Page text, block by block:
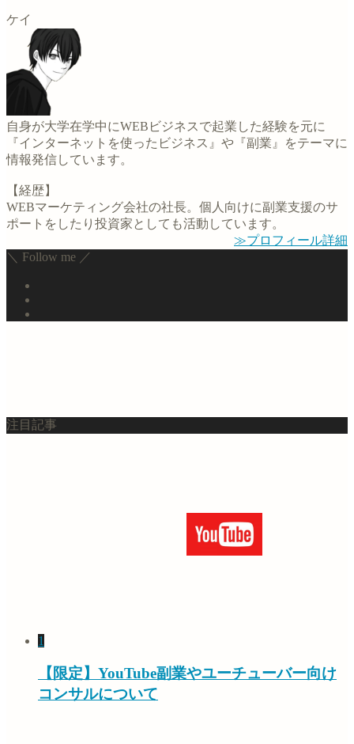
ケイ
自身が大学在学中にWEBビジネスで起業した経験を元に
『インターネットを使ったビジネス』や『副業』をテーマに
情報発信しています。
【経歴】
WEBマーケティング会社の社長。個人向けに副業支援のサ
ポートをしたり投資家としても活動しています。
≫プロフィール詳細
＼ Follow me ／
注目記事
1
【限定】YouTube副業やユーチューバー向け
コンサルについて